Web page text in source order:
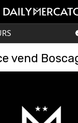
vend